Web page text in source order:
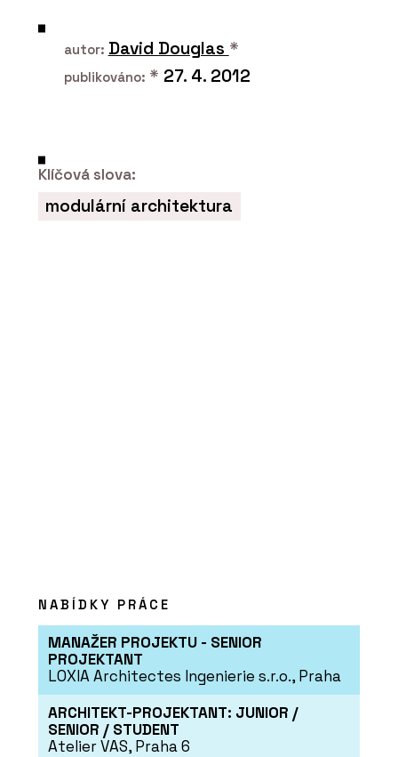
O FIRMĚ
autor: David Douglas *
publikováno: * 27. 4. 2012
Klíčová slova:
modulární architektura
NABÍDKY PRÁCE
MANAŽER PROJEKTU - SENIOR
PROJEKTANT
LOXIA Architectes Ingenierie s.r.o., Praha
ARCHITEKT-PROJEKTANT: JUNIOR /
SENIOR / STUDENT
Atelier VAS, Praha 6